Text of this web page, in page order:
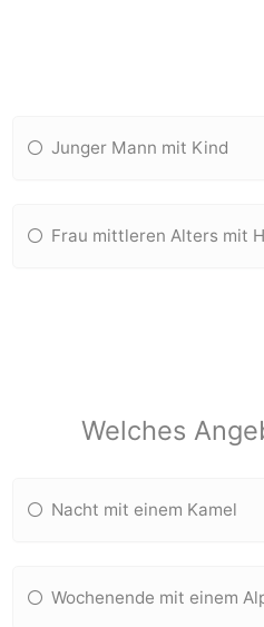
Junger Mann mit Kind
Frau mittleren Alters mit
Welches
Nacht mit einem Kamel
Wochenende mit einem